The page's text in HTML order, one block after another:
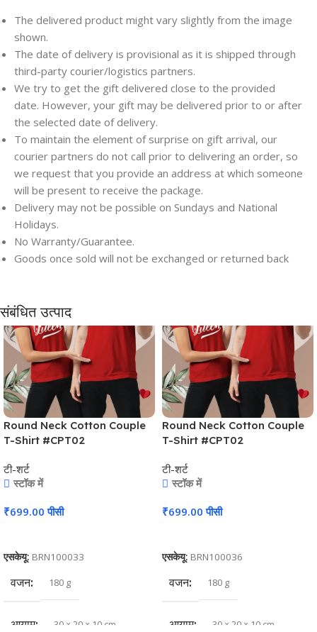
The delivered product might vary slightly from the image
shown.
The date of delivery is provisional as it is shipped through
third-party courier/logistics partners.
We try to get the gift delivered close to the provided
date. However, your gift may be delivered prior to or after
the selected date of delivery.
To maintain the element of surprise on gift arrival, our
courier partners do not call prior to delivering an order, so
we request that you provide an address at which someone
will be present to receive the package.
Delivery may not be possible on Sundays and National
Holidays.
No Warranty/Guarantee.
Goods once sold will not be exchanged or returned back
संबंधित उत्पाद
Save
Round Neck Cotton Couple
T-Shirt #CPT02
टी-शर्ट
स्टॉक में
₹699.00 पीसी
एसकेयू: BRN100033
वजन 180 g
आयाम 30 × 20 × 10 cm
Round Neck Cotton Couple
T-Shirt #CPT02
टी-शर्ट
स्टॉक में
₹699.00 पीसी
एसकेयू: BRN100036
वजन 180 g
आयाम 30 × 20 × 10 cm